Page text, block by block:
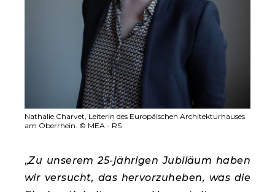
Nathalie Charvet, Leiterin des Europäischen Architekturhauses
am Oberrhein. © MEA - RS
„Zu unserem 25-jährigen Jubiläum haben
wir versucht, das hervorzuheben, was die